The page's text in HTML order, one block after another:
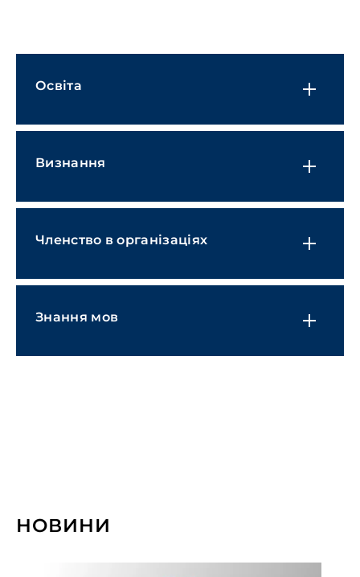
Виробництво та промисловість
електронна комерція
Освіта
Визнання
Членство в організаціях
Знання мов
НОВИНИ